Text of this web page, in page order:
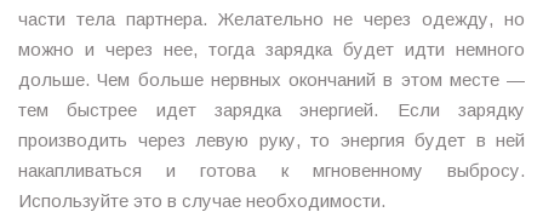
части тела партнера. Желательно не через одежду, но
можно и через нее, тогда зарядка будет идти немного
дольше. Чем больше нервных окончаний в этом месте —
тем быстрее идет зарядка энергией. Если зарядку
производить через левую руку, то энергия будет в ней
накапливаться и готова к мгновенному выбросу.
Используйте это в случае необходимости.